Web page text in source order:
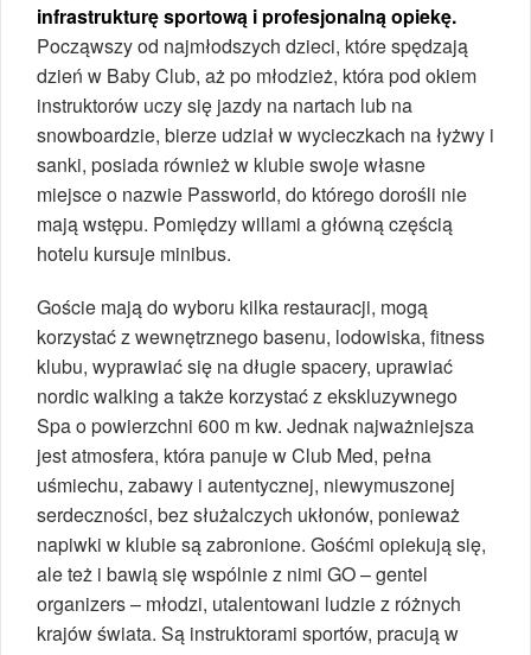
infrastrukturę sportową i profesjonalną opiekę.
Począwszy od najmłodszych dzieci, które spędzają
dzień w Baby Club, aż po młodzież, która pod okiem
instruktorów uczy się jazdy na nartach lub na
snowboardzie, bierze udział w wycieczkach na łyżwy i
sanki, posiada również w klubie swoje własne
miejsce o nazwie Passworld, do którego dorośli nie
mają wstępu. Pomiędzy willami a główną częścią
hotelu kursuje minibus.
Goście mają do wyboru kilka restauracji, mogą
korzystać z wewnętrznego basenu, lodowiska, fitness
klubu, wyprawiać się na długie spacery, uprawiać
nordic walking a także korzystać z ekskluzywnego
Spa o powierzchni 600 m kw. Jednak najważniejsza
jest atmosfera, która panuje w Club Med, pełna
uśmiechu, zabawy i autentycznej, niewymuszonej
serdeczności, bez służalczych ukłonów, ponieważ
napiwki w klubie są zabronione. Gośćmi opiekują się,
ale też i bawią się wspólnie z nimi GO – gentel
organizers – młodzi, utalentowani ludzie z różnych
krajów świata. Są instruktorami sportów, pracują w